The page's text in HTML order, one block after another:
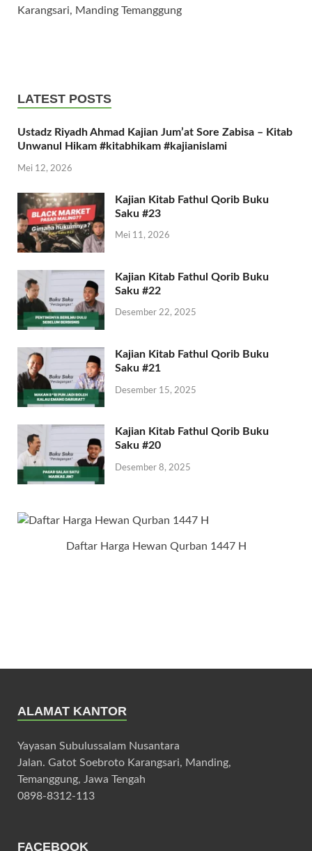
Karangsari, Manding Temanggung
LATEST POSTS
Ustadz Riyadh Ahmad Kajian Jum’at Sore Zabisa – Kitab
Unwanul Hikam #kitabhikam #kajianislami
Mei 12, 2026
Kajian Kitab Fathul Qorib Buku
Saku #23
Mei 11, 2026
Kajian Kitab Fathul Qorib Buku
Saku #22
Desember 22, 2025
Kajian Kitab Fathul Qorib Buku
Saku #21
Desember 15, 2025
Kajian Kitab Fathul Qorib Buku
Saku #20
Desember 8, 2025
Daftar Harga Hewan Qurban 1447 H
ALAMAT KANTOR
Yayasan Subulussalam Nusantara
Jalan. Gatot Soebroto Karangsari, Manding,
Temanggung, Jawa Tengah
0898-8312-113
FACEBOOK